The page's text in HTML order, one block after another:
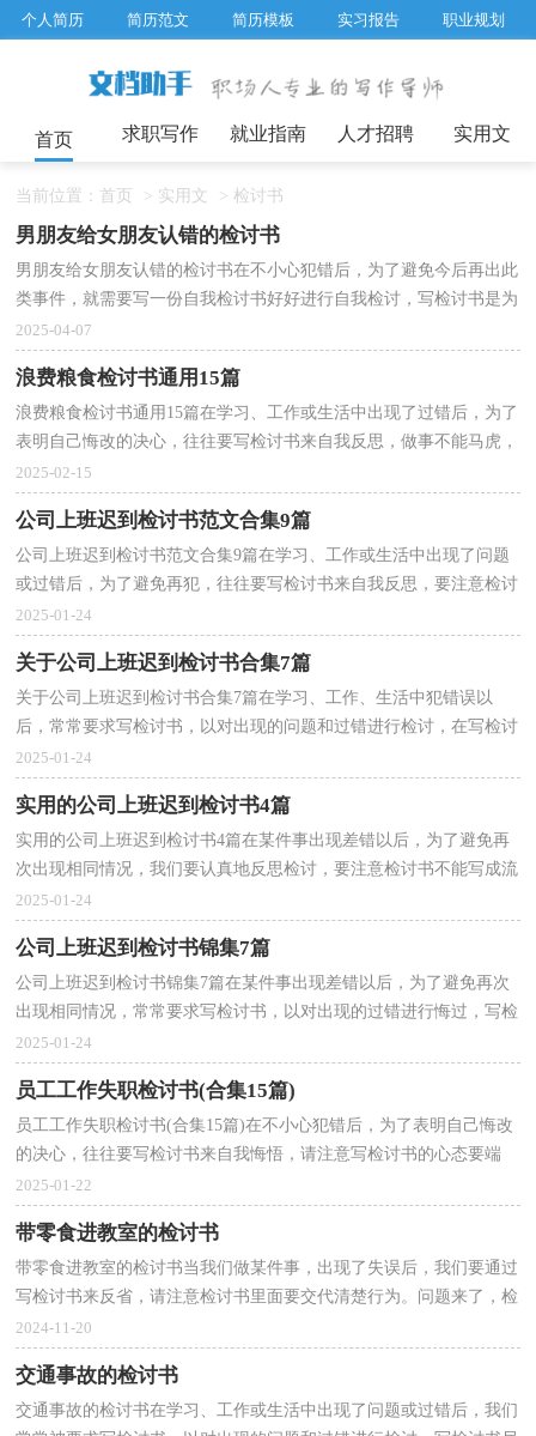
个人简历 简历范文 简历模板 实习报告 职业规划
工作总结 辞职报告
首页 求职写作 就业指南 人才招聘 实用文
当前位置： 首页 > 实用文 > 检讨书
男朋友给女朋友认错的检讨书
男朋友给女朋友认错的检讨书在不小心犯错后，为了避免今后再出此
类事件，就需要写一份自我检讨书好好进行自我检讨，写检讨书是为
了能够不断提醒自己。那么正式、规范的检讨书是什...
2025-04-07
浪费粮食检讨书通用15篇
浪费粮食检讨书通用15篇在学习、工作或生活中出现了过错后，为了
表明自己悔改的决心，往往要写检讨书来自我反思，做事不能马虎，
写检讨书也应如此。你所见过的检讨书是什么样的呢？下...
2025-02-15
公司上班迟到检讨书范文合集9篇
公司上班迟到检讨书范文合集9篇在学习、工作或生活中出现了问题
或过错后，为了避免再犯，往往要写检讨书来自我反思，要注意检讨
书不能写成流水账。检讨书的注意事项有许多，你确定...
2025-01-24
关于公司上班迟到检讨书合集7篇
关于公司上班迟到检讨书合集7篇在学习、工作、生活中犯错误以
后，常常要求写检讨书，以对出现的问题和过错进行检讨，在写检讨
书时要注意用语，切忌自由散漫。其实很多朋友都不知道...
2025-01-24
实用的公司上班迟到检讨书4篇
实用的公司上班迟到检讨书4篇在某件事出现差错以后，为了避免再
次出现相同情况，我们要认真地反思检讨，要注意检讨书不能写成流
水账。那么对应的检讨书到底怎么写呢？以下是小编为...
2025-01-24
公司上班迟到检讨书锦集7篇
公司上班迟到检讨书锦集7篇在某件事出现差错以后，为了避免再次
出现相同情况，常常要求写检讨书，以对出现的过错进行悔过，写检
讨书的时候一定要有承认错误的意识。那么对应的检讨...
2025-01-24
员工工作失职检讨书(合集15篇)
员工工作失职检讨书(合集15篇)在不小心犯错后，为了表明自己悔改
的决心，往往要写检讨书来自我悔悟，请注意写检讨书的心态要端
正。但是你知道怎样才能写的好吗？以下是小编精心整理...
2025-01-22
带零食进教室的检讨书
带零食进教室的检讨书当我们做某件事，出现了失误后，我们要通过
写检讨书来反省，请注意检讨书里面要交代清楚行为。问题来了，检
讨书应该怎么写？以下是小编为大家收集的带零食进教室...
2024-11-20
交通事故的检讨书
交通事故的检讨书在学习、工作或生活中出现了问题或过错后，我们